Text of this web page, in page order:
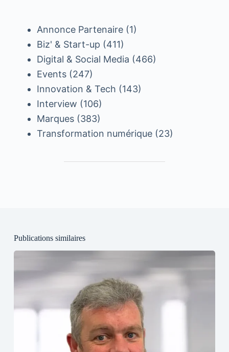
Annonce Partenaire(1)
Biz' & Start-up (411)
Digital & Social Media (466)
Events(247)
Innovation & Tech (143)
Interview (106)
Marques(383)
Transformation numérique(23)
Publications similaires